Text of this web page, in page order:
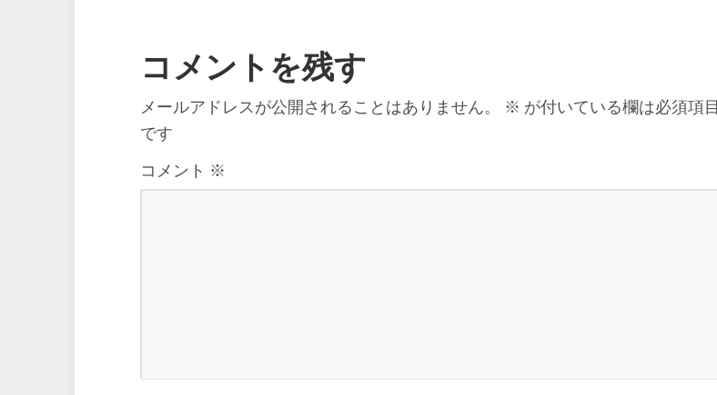
コメントを残す
メールアドレスが公開されることはありません。 ※ が付いている欄は必須項目
です
コメント ※